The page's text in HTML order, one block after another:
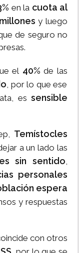
en la cuota al
y luego
de seguro no
el 40%de las
, por lo que ese
essensible
Temístocles
a un lado las
sin sentido,
personales
espera
y respuestas
con otros